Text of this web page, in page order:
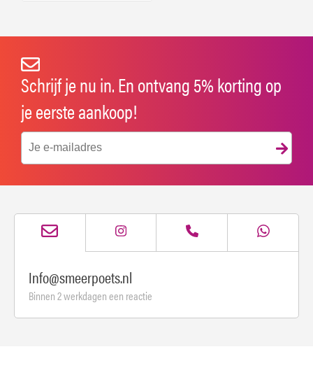
Schrijf je nu in. En ontvang 5% korting op
je eerste aankoop!
Info@smeerpoets.nl
Binnen 2 werkdagen een reactie